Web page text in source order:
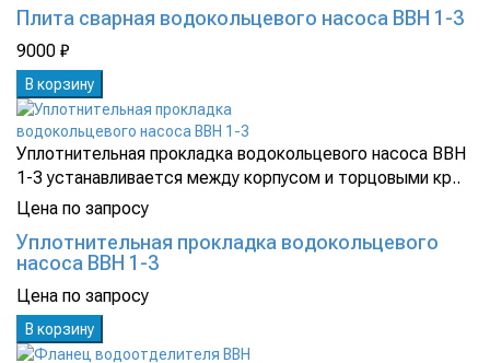
Плита сварная водокольцевого насоса ВВН 1-3
9000 ₽
В корзину
Уплотнительная прокладка водокольцевого насоса ВВН
1-3 устанавливается между корпусом и торцовыми кр..
Цена по запросу
Уплотнительная прокладка водокольцевого
насоса ВВН 1-3
Цена по запросу
В корзину